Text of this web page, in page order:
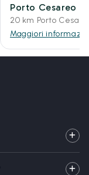
Porto Cesareo
20 km Porto
Maggiori